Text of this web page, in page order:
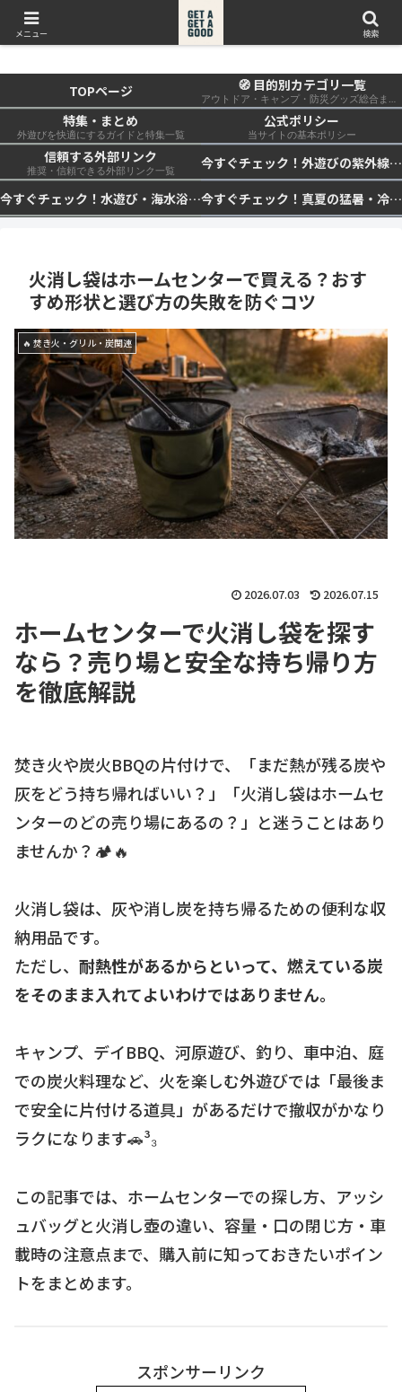
get a get a good
TOPページ 🧭 目的別カテゴリ一覧
アウトドア・キャンプ・防災グッズ総合まとめ
特集・まとめ
外遊びを快適にするガイドと特集一覧
公式ポリシー
当サイトの基本ポリシー
信頼する外部リンク
推奨・信頼できる外部リンク一覧
今すぐチェック！外遊びの紫外線対策・日差し快適化計画｜帽子・日傘・ウェア・日焼け止めを総まとめ☀️🏕️👓
今すぐチェック！水遊び・海水浴の快適化計画｜浮き輪・服装・日陰・安全対策を総まとめ🏖️🌊✨
今すぐチェック！真夏の猛暑・冷却・保冷快適化計画｜外遊び・キャンプ・車中泊の暑さ対策を総まとめ☀️🧊🏕️
火消し袋はホームセンターで買える？おす
すめ形状と選び方の失敗を防ぐコツ
🔥 焚き火・グリル・炭関連
2026.07.03 2026.07.15
ホームセンターで火消し袋を探す
なら？売り場と安全な持ち帰り方
を徹底解説
焚き火や炭火BBQの片付けで、「まだ熱が残る炭や
灰をどう持ち帰ればいい？」「火消し袋はホームセ
ンターのどの売り場にあるの？」と迷うことはあり
ませんか？🏕🔥
火消し袋は、灰や消し炭を持ち帰るための便利な収
納用品です。
ただし、 耐熱性があるからといって、燃えている炭
をそのまま入れてよいわけではありません。
キャンプ、デイBBQ、河原遊び、釣り、車中泊、庭
での炭火料理など、火を楽しむ外遊びでは「最後ま
で安全に片付ける道具」があるだけで撤収がかなり
ラクになります🚗³₃
この記事では、ホームセンターでの探し方、アッシ
ュバッグと火消し壺の違い、容量・口の閉じ方・車
載時の注意点まで、購入前に知っておきたいポイン
トをまとめます。
スポンサーリンク
メニュー 検索